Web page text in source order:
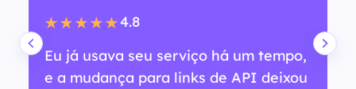
★★★★★4.8
Eu já usava seu serviço há um tempo,
e a mudança para links de API deixou